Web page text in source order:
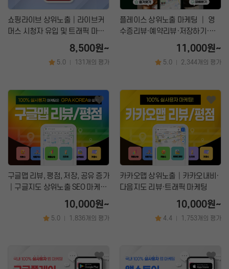
쇼핑라이브 상위노출│라이브커
머스 시청자 유입 및 트래픽 마케
8,500원~
5.0 131개의 평가
플레이스 상위노출 마케팅 │ 영
수증리뷰·예약리뷰·저장하기·즐
겨찾기 관리 서비스
11,000원~
5.0 2,344개의 평가
구글맵 리뷰, 평점, 저장, 공유 증가
│구글지도 상위노출 SEO 마케팅
10,000원~
5.0 1,836개의 평가
카카오맵 상위노출│카카오내비·
다음지도 리뷰·트래픽 마케팅
10,000원~
4.4 1,753개의 평가